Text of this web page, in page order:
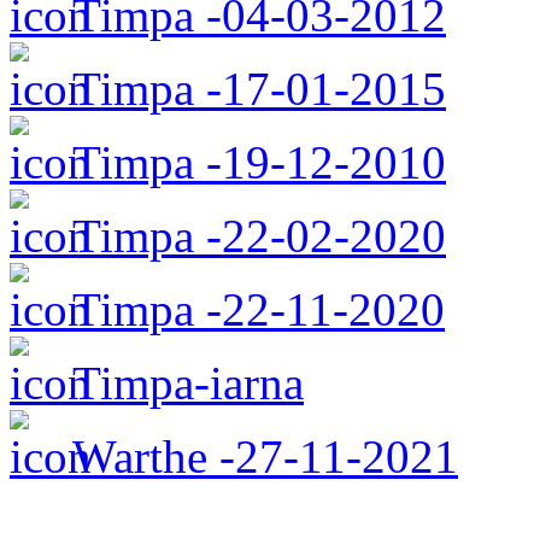
Timpa -04-03-2012
Timpa -17-01-2015
Timpa -19-12-2010
Timpa -22-02-2020
Timpa -22-11-2020
Timpa-iarna
Warthe -27-11-2021